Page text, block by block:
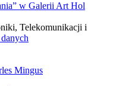
w Galerii Art Hol
Telekomunikacji i
Mingus